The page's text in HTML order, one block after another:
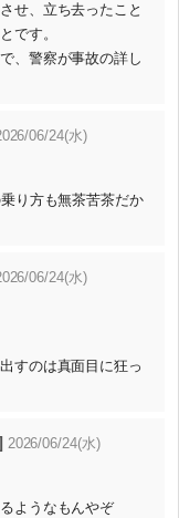
せ、立ち去ったこと
です。
、警察が事故の詳し
06/24(水)
り方も無茶苦茶だか
06/24(水)
すのは真面目に狂っ
2026/06/24(水)
ようなもんやぞ